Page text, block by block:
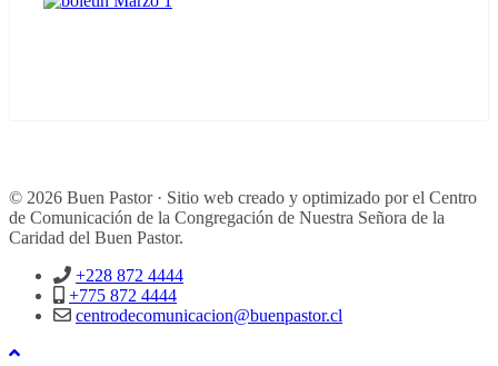
© 2026 Buen Pastor · Sitio web creado y optimizado por el Centro
de Comunicación de la Congregación de Nuestra Señora de la
Caridad del Buen Pastor.
+228 872 4444
+775 872 4444
centrodecomunicacion@buenpastor.cl